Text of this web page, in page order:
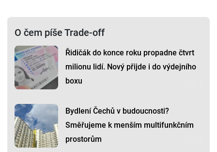
O čem píše Trade-off
Řidičák do konce roku propadne čtvrt
milionu lidí. Nový přijde i do výdejního
boxu
Bydlení Čechů v budoucnosti?
Směřujeme k menším multifunkčním
prostorům